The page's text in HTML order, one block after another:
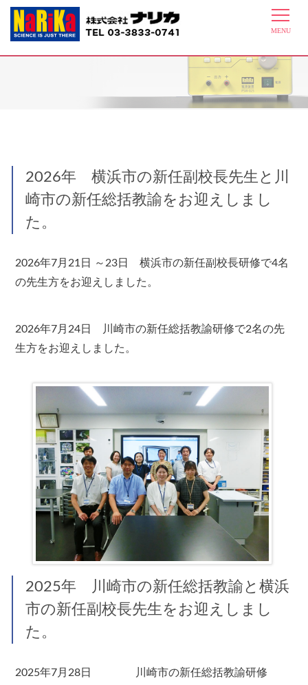
教員研修
2026年 横浜市の新任副校長先生と川
崎市の新任総括教諭をお迎えしまし
た。
2026年7月21日 ～23日 横浜市の新任副校長研修で4名
の先生方をお迎えしました。
2026年7月24日 川崎市の新任総括教諭研修で2名の先
生方をお迎えしました。
2025年 川崎市の新任総括教諭と横浜
市の新任副校長先生をお迎えしまし
た。
2025年7月28日 川崎市の新任総括教諭研修